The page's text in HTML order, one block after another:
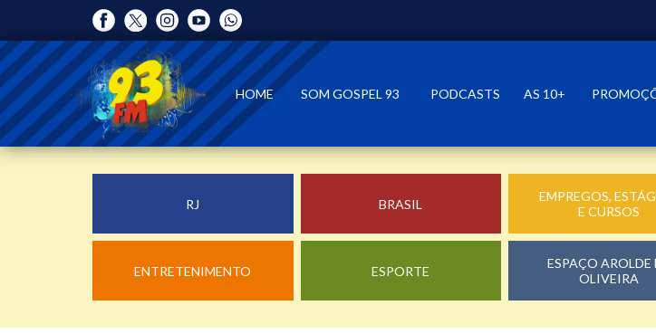
HOME SOM GOSPEL 93 PODCASTS AS 10+
RJ BRASIL
EMPREGOS,
E CURSOS
ENTRETENIMENTO ESPORTE
ESPAÇO AROLDE
OLIVEIRA